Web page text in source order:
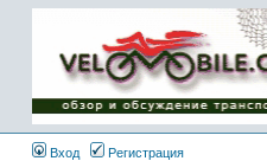
Имя пользователя:
Пароль:
{ LOG_ME_IN_SHORT
}
Вход
Регистрация